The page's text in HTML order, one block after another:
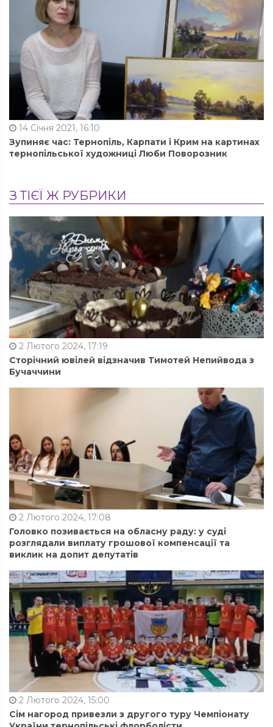
14 Січня 2021, 16:10
Зупиняє час: Тернопіль, Карпати і Крим на картинах
тернопільської художниці Люби Поворозник
З ТІЄЇ Ж РУБРИКИ
2 Лютого 2024, 17:19
Сторічний ювілей відзначив Тимотей Непийвода з
Бучаччини
2 Лютого 2024, 17:08
Головко позивається на обласну раду: у суді
розглядали виплату грошової компенсації та
виклик на допит депутатів
2 Лютого 2024, 15:00
Сім нагород привезли з другого туру Чемпіонату